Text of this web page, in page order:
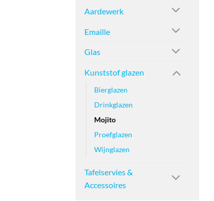
Aardewerk
Emaille
Glas
Kunststof glazen
Bierglazen
Drinkglazen
Mojito
Proefglazen
Wijnglazen
Tafelservies &
Accessoires